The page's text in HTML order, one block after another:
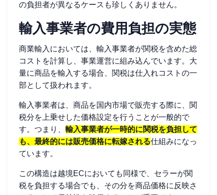
の負担者が異なるケースも珍しくありません。
輸入事業者の費用負担の実態
商業輸入においては、輸入事業者が関税を含めた総
コストを計算し、事業運営に組み込んでいます。大
量に商品を輸入する場合、関税は仕入れコストの一
部として扱われます。
輸入事業者は、商品を国内市場で販売する際に、関
税分を上乗せした価格設定を行うことが一般的で
す。つまり、 輸入事業者が一時的に関税を負担して
も、最終的には販売価格に転嫁される仕組みになっ
ています。
この構造は越境ECにおいても同様で、セラーが関
税を負担する場合でも、その分を商品価格に反映さ